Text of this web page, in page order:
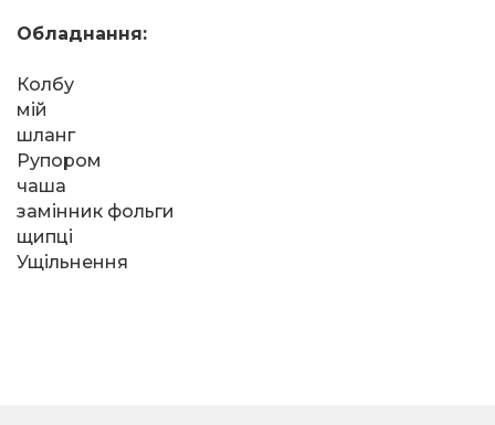
Обладнання:
Колбу
мій
шланг
Рупором
чаша
замінник фольги
щипці
Ущільнення